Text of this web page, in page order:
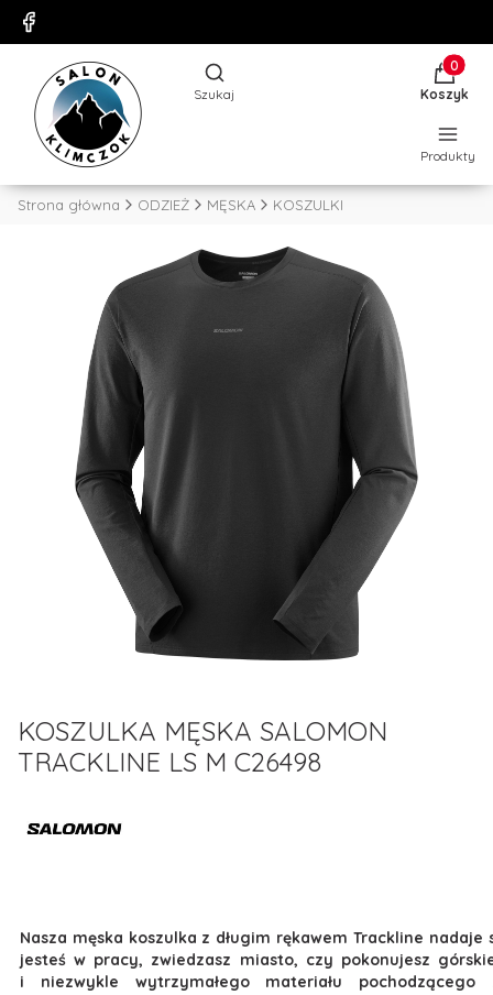
Otwórz wyszukiwarkę
Szukaj Koszyk
Produkty
Strona główna ODZIEŻ MĘSKA KOSZULKI
KOSZULKA MĘSKA SALOMON
TRACKLINE LS M C26498
Nasza męska koszulka z długim rękawem Trackline
jesteś w pracy, zwiedzasz miasto, czy pokonujesz
i niezwykle wytrzymałego materiału